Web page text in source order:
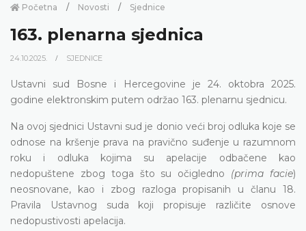
Početna Novosti Sjednice
163. plenarna sjednica
24.10.2025. SJEDNICE
Ustavni sud Bosne i Hercegovine je 24. oktobra 2025.
godine elektronskim putem održao 163. plenarnu sjednicu.
Na ovoj sjednici Ustavni sud je donio veći broj odluka koje se
odnose na kršenje prava na pravično suđenje u razumnom
roku i odluka kojima su apelacije odbačene kao
nedopuštene zbog toga što su očigledno (prima facie)
neosnovane, kao i zbog razloga propisanih u članu 18.
Pravila Ustavnog suda koji propisuje različite osnove
nedopustivosti apelacija.